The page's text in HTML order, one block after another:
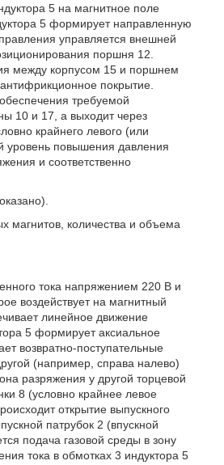
5 на магнитное поле
5 формирует направленную
управляется внешней
поршня 12.
между корпусом 15 и поршнем
покрытие.
требуемой
10 и 17, а выходит через
крайнего левого (или
уровень повышения давления
и соответственно
магнитов, количества и объема
тока напряжением 220 В и
воздействует на магнитный
линейное движение
5 формирует аксиальное
возвратно-поступательные
(например, справа налево)
разряжения у другой торцевой
8 (условно крайнее левое
открытие выпускного
патрубок 2 (впускной
подача газовой среды в зону
тока в обмотках 3 индуктора 5